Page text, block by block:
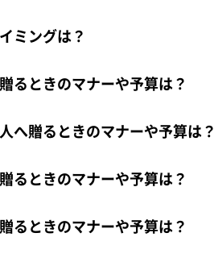
ミングは？
るときのマナーや予算は？
へ贈るときのマナーや予算は？
るときのマナーや予算は？
るときのマナーや予算は？